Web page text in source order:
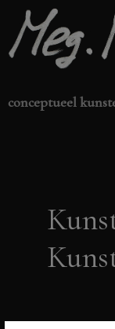
naar
de
conceptueel